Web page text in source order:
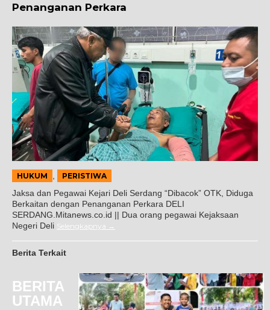
Penanganan Perkara
HUKUM , PERISTIWA
Jaksa dan Pegawai Kejari Deli Serdang “Dibacok” OTK, Diduga
Berkaitan dengan Penanganan Perkara DELI
SERDANG.Mitanews.co.id || Dua orang pegawai Kejaksaan
Negeri Deli Selengkapnya
Berita Terkait
BERITA
UTAMA